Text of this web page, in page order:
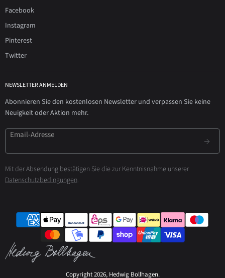
Facebook
Instagram
Pinterest
Twitter
NEWSLETTER ANMELDEN
Abonnieren Sie den kostenlosen Newsletter und verpassen Sie keine
Neuigkeit oder Aktion mehr.
Email-Adresse
Mit der Absendung bestätigen Sie die zur Kenntnisnahme unserer
Datenschutzbedingungen.
Copyright 2026, Hedwig Bollhagen.